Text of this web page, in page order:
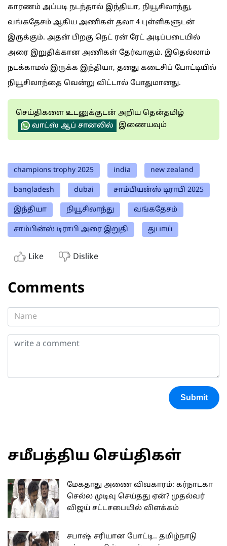
காரணம் அப்படி நடந்தால் இந்தியா, நியூசிலாந்து,
வங்கதேசம் ஆகிய அணிகள் தலா 4 புள்ளிகளுடன்
இருக்கும். அதன் பிறகு நெட் ரன் ரேட் அடிப்படையில்
அரை இறுதிக்கான அணிகள் தேர்வாகும். இதெல்லாம்
நடக்காமல் இருக்க இந்தியா, தனது கடைசிப் போட்டியில்
நியூசிலாந்தை வென்று விட்டால் போதுமானது.
செய்திகளை உடனுக்குடன் அறிய தென்தமிழ்
வாட்ஸ் ஆப் சானலில்
இணையவும்
champions trophy 2025 india new zealand
bangladesh dubai சாம்பியன்ஸ் டிராபி 2025
இந்தியா நியூசிலாந்து வங்கதேசம்
சாம்பின்ஸ் டிராபி அரை இறுதி துபாய்
Like Dislike
Comments
Submit
சமீபத்திய செய்திகள்
மேகதாது அணை விவகாரம்: கர்நாடகா
செல்ல முடிவு செய்தது ஏன்? முதல்வர்
விஜய் சட்டசபையில் விளக்கம்
சபாஷ் சரியான போட்டி.. தமிழ்நாடு